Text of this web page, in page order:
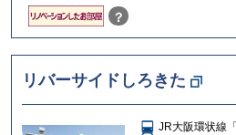
？
リバーサイドしろきた
JR大阪環状線